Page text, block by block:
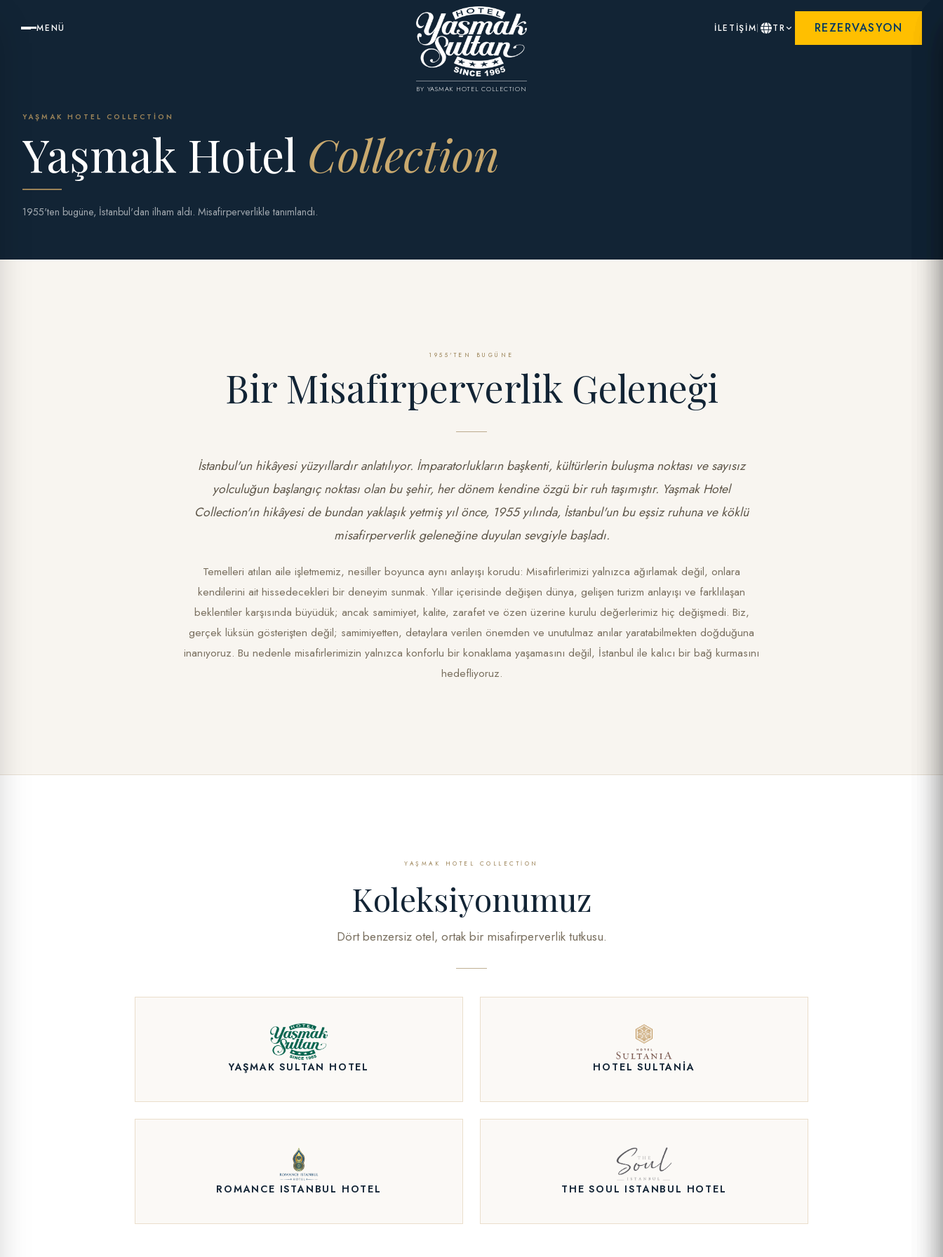
MENÜ
BY YASMAK HOTEL COLLECTION
İLETİŞİM TR REZERVASYON
YAŞMAK HOTEL COLLECTION
Yaşmak Hotel Collection
1955'ten bugüne, İstanbul'dan ilham aldı. Misafirperverlikle tanımlandı.
1955'TEN BUGÜNE
Bir Misafirperverlik Geleneği
İstanbul'un hikâyesi yüzyıllardır anlatılıyor. İmparatorlukların başkenti, kültürlerin buluşma noktası ve sayısız
yolculuğun başlangıç noktası olan bu şehir, her dönem kendine özgü bir ruh taşımıştır. Yaşmak Hotel
Collection'ın hikâyesi de bundan yaklaşık yetmiş yıl önce, 1955 yılında, İstanbul'un bu eşsiz ruhuna ve köklü
misafirperverlik geleneğine duyulan sevgiyle başladı.
Temelleri atılan aile işletmemiz, nesiller boyunca aynı anlayışı korudu: Misafirlerimizi yalnızca ağırlamak değil, onlara
kendilerini ait hissedecekleri bir deneyim sunmak. Yıllar içerisinde değişen dünya, gelişen turizm anlayışı ve farklılaşan
beklentiler karşısında büyüdük; ancak samimiyet, kalite, zarafet ve özen üzerine kurulu değerlerimiz hiç değişmedi. Biz,
gerçek lüksün gösterişten değil; samimiyetten, detaylara verilen önemden ve unutulmaz anılar yaratabilmekten doğduğuna
inanıyoruz. Bu nedenle misafirlerimizin yalnızca konforlu bir konaklama yaşamasını değil, İstanbul ile kalıcı bir bağ kurmasını
hedefliyoruz.
YAŞMAK HOTEL COLLECTION
Koleksiyonumuz
Dört benzersiz otel, ortak bir misafirperverlik tutkusu.
YAŞMAK SULTAN HOTEL HOTEL SULTANIA
ROMANCE ISTANBUL HOTEL THE SOUL ISTANBUL HOTEL